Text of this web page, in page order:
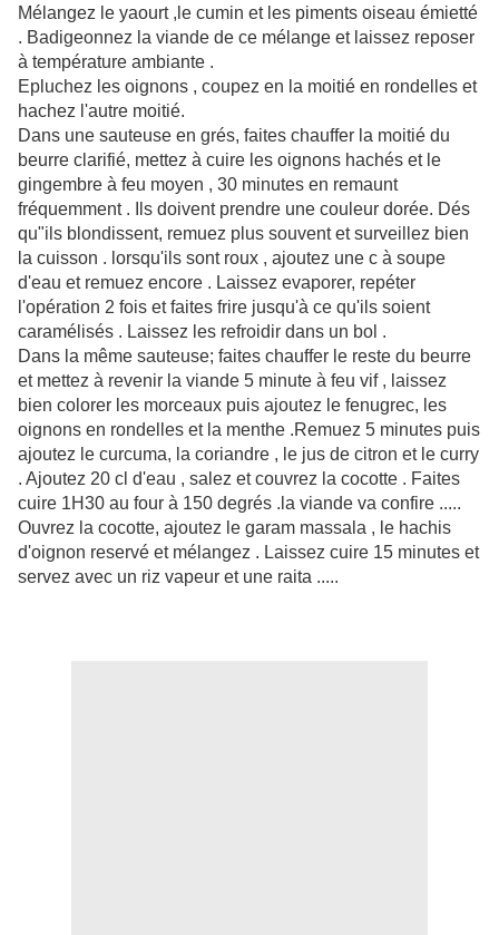
Mélangez le yaourt ,le cumin et les piments oiseau émietté
. Badigeonnez la viande de ce mélange et laissez reposer
à température ambiante .
Epluchez les oignons , coupez en la moitié en rondelles et
hachez l'autre moitié.
Dans une sauteuse en grés, faites chauffer la moitié du
beurre clarifié, mettez à cuire les oignons hachés et le
gingembre à feu moyen , 30 minutes en remaunt
fréquemment . Ils doivent prendre une couleur dorée. Dés
qu"ils blondissent, remuez plus souvent et surveillez bien
la cuisson . lorsqu'ils sont roux , ajoutez une c à soupe
d'eau et remuez encore . Laissez evaporer, repéter
l'opération 2 fois et faites frire jusqu'à ce qu'ils soient
caramélisés . Laissez les refroidir dans un bol .
Dans la même sauteuse; faites chauffer le reste du beurre
et mettez à revenir la viande 5 minute à feu vif , laissez
bien colorer les morceaux puis ajoutez le fenugrec, les
oignons en rondelles et la menthe .Remuez 5 minutes puis
ajoutez le curcuma, la coriandre , le jus de citron et le curry
. Ajoutez 20 cl d'eau , salez et couvrez la cocotte . Faites
cuire 1H30 au four à 150 degrés .la viande va confire .....
Ouvrez la cocotte, ajoutez le garam massala , le hachis
d'oignon reservé et mélangez . Laissez cuire 15 minutes et
servez avec un riz vapeur et une raita .....